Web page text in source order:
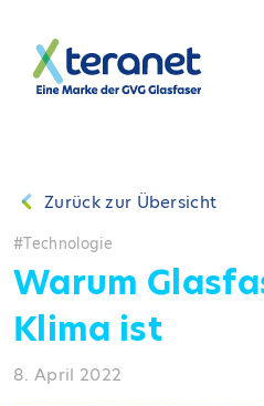
Zurück zur Übersicht
Technologie
Warum
Klima ist
8. April 2022